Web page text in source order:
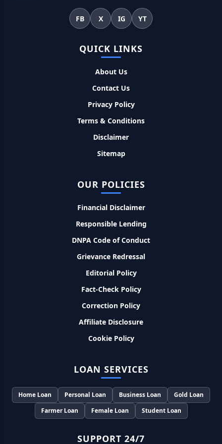
महिलाओं के लिए ये 5 लोन होते है ब्याज फ्री, छोटी किस्तों में आसानी से कर
सकती है भुगतान
Kotak Saving Account Open Online: आज ही घर बैठे खोले ये
जीरो बैलेंस बैंक अकाउंट, फ्री डेबिट कार्ड और जमा पर तगड़ा ब्याज
UPI Credit Line Loan: अब UPI से भी ले सकते है 50000 तक का लोन,
Pradhanmantri Home Loan Yojana: गरीब परिवारों के लिए शुरू
हुई प्रधानमंत्री होम लोन योजना, 25 लाख को मिलेगा पैसा
तहत मिलता है तगड़ा लोन, साथ ही मिलेगी 60% तक सब्सिडी
SBI बैंक बिजनेस करने के लिए बिना गारंटी दे रहा है इतने लाख का लोन, केवल
8% देना होगा ब्याज
Murgi Palan Loan Yojana: मुर्गी पालन करने के लिए ले सकते है पुरे 9
PM Dhan Dhanya Kirshi Loan Scheme: अब किसान साथी PM
PM Matru Vandana Yojana: गर्भवती महिलाओं को इस सरकारी स्कीम
से मिलते है 5000 रूपए, इस प्रकार कर सकते है आवेदन
FB X IG YT
QUICK LINKS
About Us
Contact Us
Privacy Policy
Terms & Conditions
Disclaimer
Sitemap
OUR POLICIES
Financial Disclaimer
Responsible Lending
DNPA Code of Conduct
Grievance Redressal
Editorial Policy
Fact-Check Policy
Correction Policy
Affiliate Disclosure
Cookie Policy
LOAN SERVICES
Home Loan Personal Loan Business Loan
Gold Loan
Farmer Loan
Female Loan Student Loan
SUPPORT 24/7